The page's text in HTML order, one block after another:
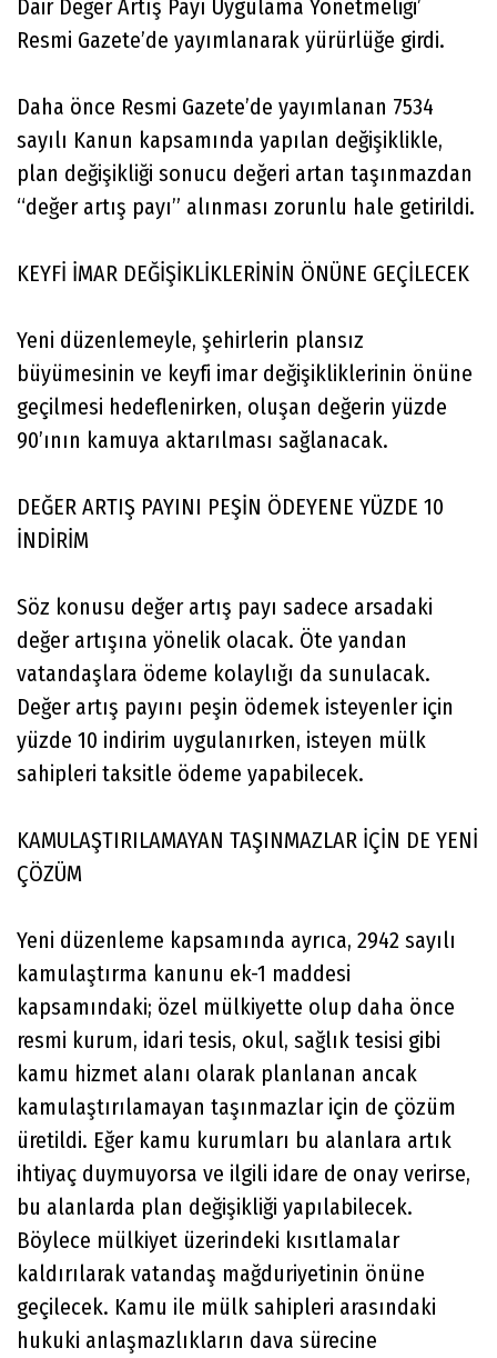
Dair Değer Artış Payı Uygulama Yönetmeliği’
Resmi Gazete’de yayımlanarak yürürlüğe girdi.
Daha önce Resmi Gazete’de yayımlanan 7534
sayılı Kanun kapsamında yapılan değişiklikle,
plan değişikliği sonucu değeri artan taşınmazdan
“değer artış payı” alınması zorunlu hale getirildi.
KEYFİ İMAR DEĞİŞİKLİKLERİNİN ÖNÜNE GEÇİLECEK
Yeni düzenlemeyle, şehirlerin plansız
büyümesinin ve keyfi imar değişikliklerinin önüne
geçilmesi hedeflenirken, oluşan değerin yüzde
90’ının kamuya aktarılması sağlanacak.
DEĞER ARTIŞ PAYINI PEŞİN ÖDEYENE YÜZDE 10
İNDİRİM
Söz konusu değer artış payı sadece arsadaki
değer artışına yönelik olacak. Öte yandan
vatandaşlara ödeme kolaylığı da sunulacak.
Değer artış payını peşin ödemek isteyenler için
yüzde 10 indirim uygulanırken, isteyen mülk
sahipleri taksitle ödeme yapabilecek.
KAMULAŞTIRILAMAYAN TAŞINMAZLAR İÇİN DE YENİ
ÇÖZÜM
Yeni düzenleme kapsamında ayrıca, 2942 sayılı
kamulaştırma kanunu ek-1 maddesi
kapsamındaki; özel mülkiyette olup daha önce
resmi kurum, idari tesis, okul, sağlık tesisi gibi
kamu hizmet alanı olarak planlanan ancak
kamulaştırılamayan taşınmazlar için de çözüm
üretildi. Eğer kamu kurumları bu alanlara artık
ihtiyaç duymuyorsa ve ilgili idare de onay verirse,
bu alanlarda plan değişikliği yapılabilecek.
Böylece mülkiyet üzerindeki kısıtlamalar
kaldırılarak vatandaş mağduriyetinin önüne
geçilecek. Kamu ile mülk sahipleri arasındaki
hukuki anlaşmazlıkların dava sürecine